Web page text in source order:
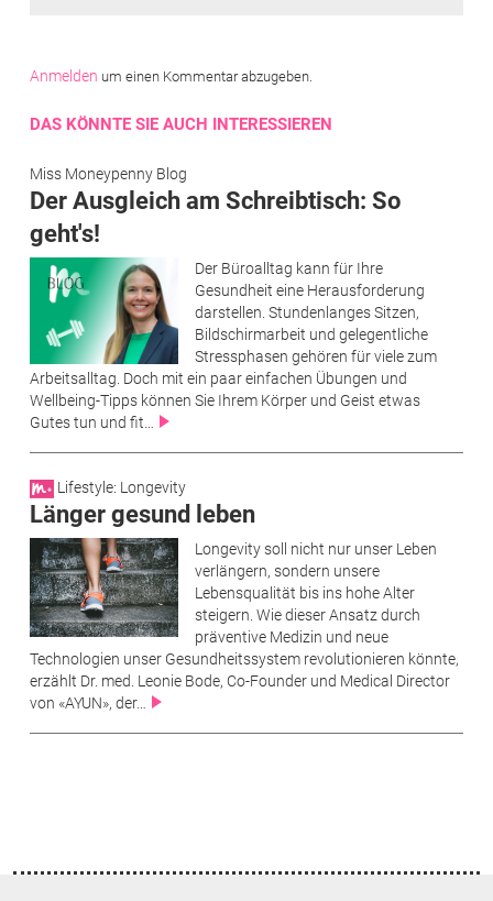
Anmelden um einen Kommentar abzugeben.
DAS KÖNNTE SIE AUCH INTERESSIEREN
Miss Moneypenny Blog
Der Ausgleich am Schreibtisch: So
geht's!
Der Büroalltag kann für Ihre
Gesundheit eine Herausforderung
darstellen. Stundenlanges Sitzen,
Bildschirmarbeit und gelegentliche
Stressphasen gehören für viele zum
Arbeitsalltag. Doch mit ein paar einfachen Übungen und
Wellbeing-Tipps können Sie Ihrem Körper und Geist etwas
Gutes tun und fit…
Lifestyle: Longevity
Länger gesund leben
Longevity soll nicht nur unser Leben
verlängern, sondern unsere
Lebensqualität bis ins hohe Alter
steigern. Wie dieser Ansatz durch
präventive Medizin und neue
Technologien unser Gesundheitssystem revolutionieren könnte,
erzählt Dr. med. Leonie Bode, Co-Founder und Medical Director
von «AYUN», der…